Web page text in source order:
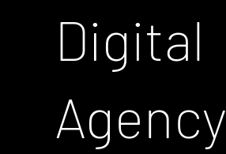
Digital
Agency